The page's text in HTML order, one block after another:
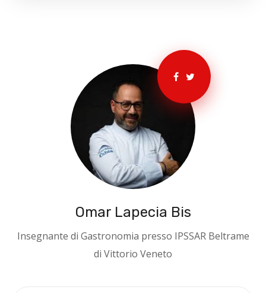
Omar Lapecia Bis
Insegnante di Gastronomia presso IPSSAR Beltrame
di Vittorio Veneto